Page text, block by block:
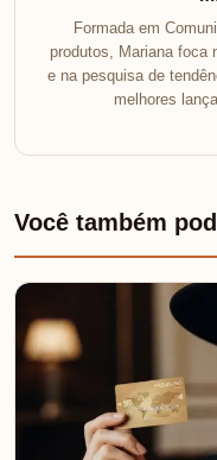
Formada em
produtos, Mariana foca
e na pesquisa de
melhores
Você também